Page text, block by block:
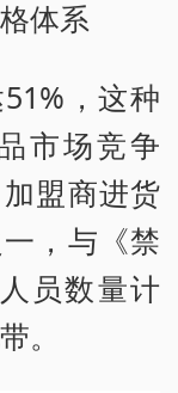
体系
，这种
市场竞争
盟商进货
，与《禁
员数量计
。